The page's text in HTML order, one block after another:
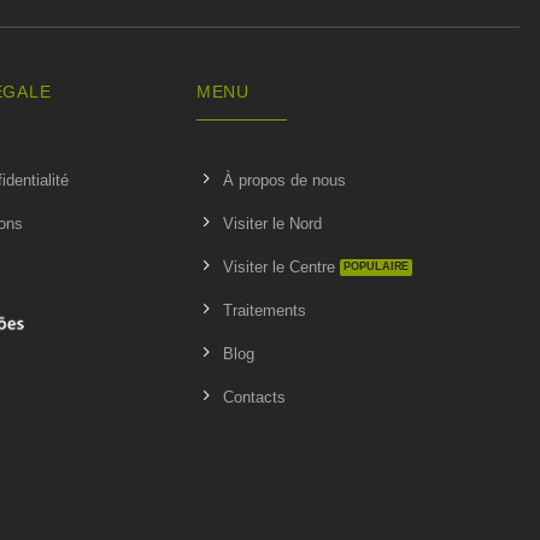
MENU
À propos de nous
Visiter le Nord
Visiter le Centre
Traitements
Blog
Contacts